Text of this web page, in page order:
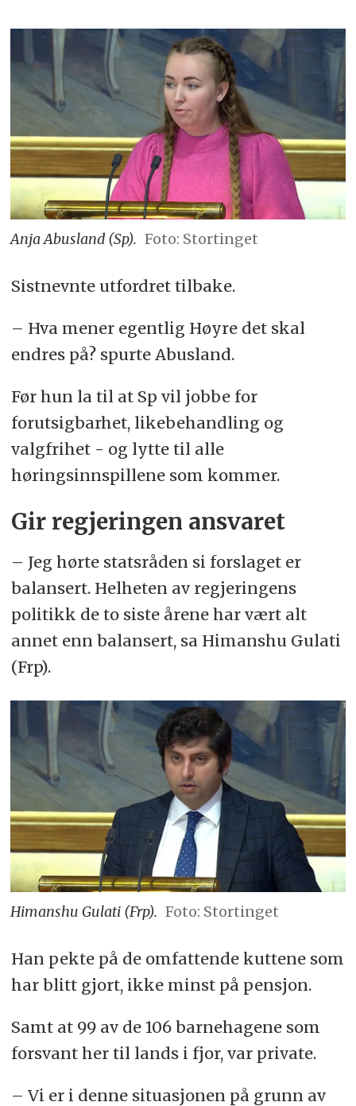
Anja Abusland (Sp). Foto: Stortinget
Sistnevnte utfordret tilbake.
– Hva mener egentlig Høyre det skal
endres på? spurte Abusland.
Før hun la til at Sp vil jobbe for
forutsigbarhet, likebehandling og
valgfrihet - og lytte til alle
høringsinnspillene som kommer.
Gir regjeringen ansvaret
– Jeg hørte statsråden si forslaget er
balansert. Helheten av regjeringens
politikk de to siste årene har vært alt
annet enn balansert, sa Himanshu Gulati
(Frp).
Himanshu Gulati (Frp). Foto: Stortinget
Han pekte på de omfattende kuttene som
har blitt gjort, ikke minst på pensjon.
Samt at 99 av de 106 barnehagene som
forsvant her til lands i fjor, var private.
– Vi er i denne situasjonen på grunn av